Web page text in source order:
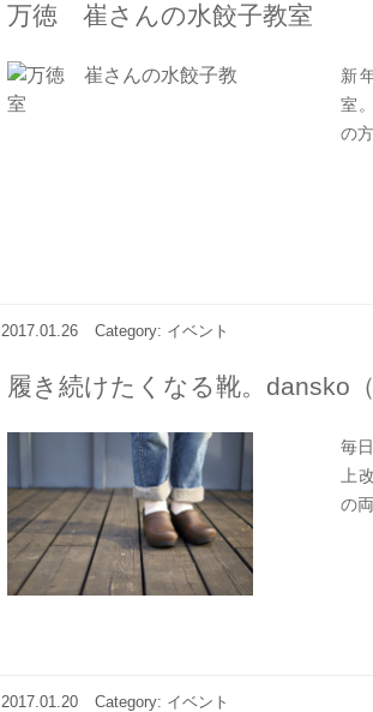
万徳 崔さんの水餃子教室
新
室
の
2017.01.26 Category: イベント
履き続けたくなる靴。dansko
毎
上
の
2017.01.20 Category: イベント